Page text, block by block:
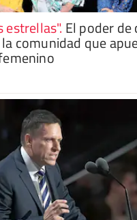
estrellas". El poder de
comunidad que